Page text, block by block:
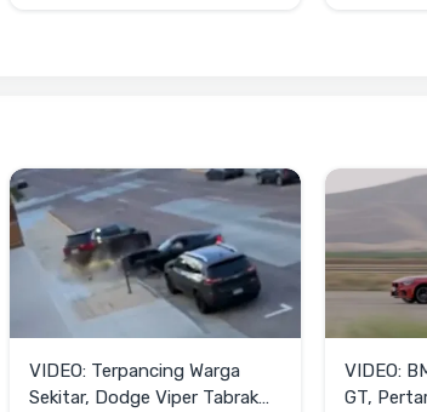
VIDEO: Terpancing Warga
Sekitar, Dodge Viper Tabrak
VIDEO:
GT,